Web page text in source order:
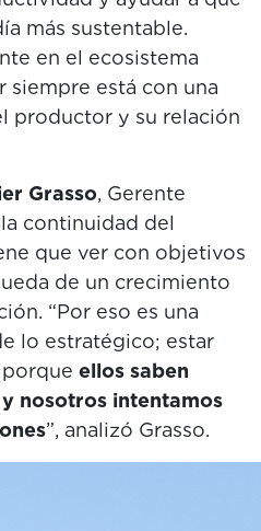
más sustentable.
en el ecosistema
está con una
productor y su relación
Grasso, Gerente
continuidad del
que ver con objetivos
de un crecimiento
“Por eso es una
lo estratégico; estar
ellos saben
nosotros intentamos
”, analizó Grasso.